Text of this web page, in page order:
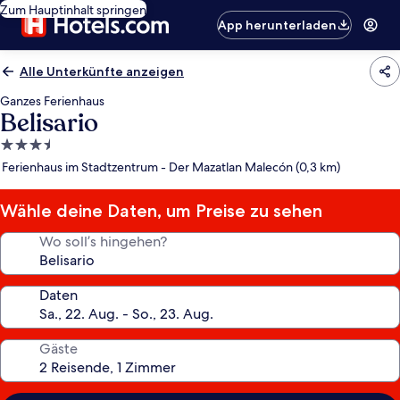
Zum Hauptinhalt springen
App herunterladen
Alle Unterkünfte anzeigen
Ganzes Ferienhaus
Belisario
3.5-
Sterne-
Ferienhaus im Stadtzentrum - Der Mazatlan Malecón (0,3 km)
Wähle deine Daten, um Preise zu sehen
Wo soll’s hingehen?
Daten
Gäste